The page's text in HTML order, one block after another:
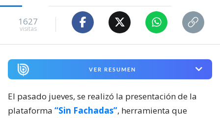
1627
visitas
VER RESUMEN
El pasado jueves, se realizó la presentación de la
plataforma “Sin Fachadas”, herramienta que